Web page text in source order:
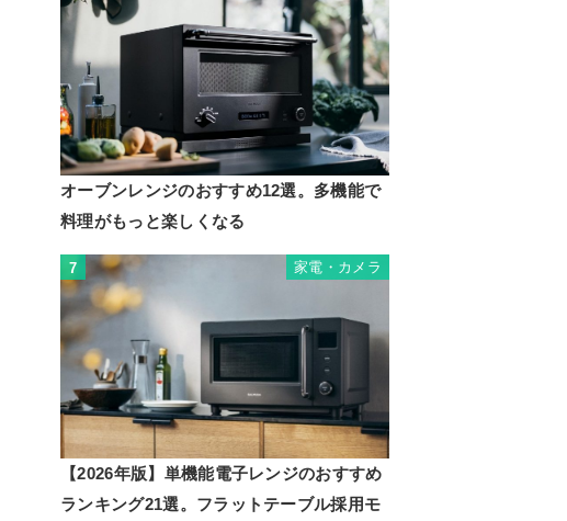
オーブンレンジのおすすめ12選。多機能で
料理がもっと楽しくなる
7 家電・カメラ
【2026年版】単機能電子レンジのおすすめ
ランキング21選。フラットテーブル採用モ